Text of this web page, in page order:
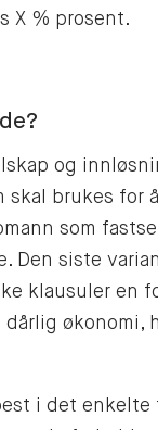
X % prosent.
og
brukes for
som
Den siste
klausuler en
økonomi,
i det